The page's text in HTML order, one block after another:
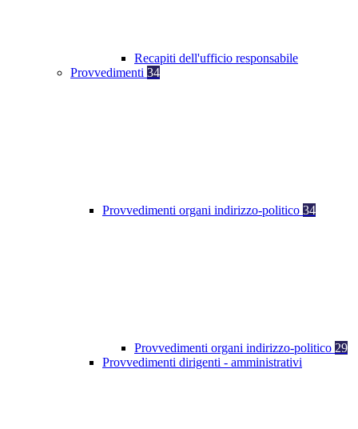
Recapiti dell'ufficio responsabile
Provvedimenti 34
Provvedimenti organi indirizzo-politico 34
Provvedimenti organi indirizzo-politico 29
Provvedimenti dirigenti - amministrativi